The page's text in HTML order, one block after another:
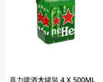
喜力啤酒大罐裝 4 X 500ML